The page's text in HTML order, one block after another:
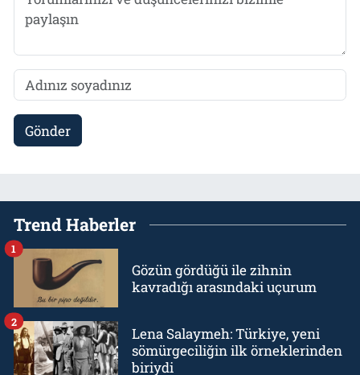
Gönder
Trend Haberler
Gözün gördüğü ile zihnin
kavradığı arasındaki uçurum
1
Lena Salaymeh: Türkiye, yeni
sömürgeciliğin ilk örneklerinden
biriydi
2